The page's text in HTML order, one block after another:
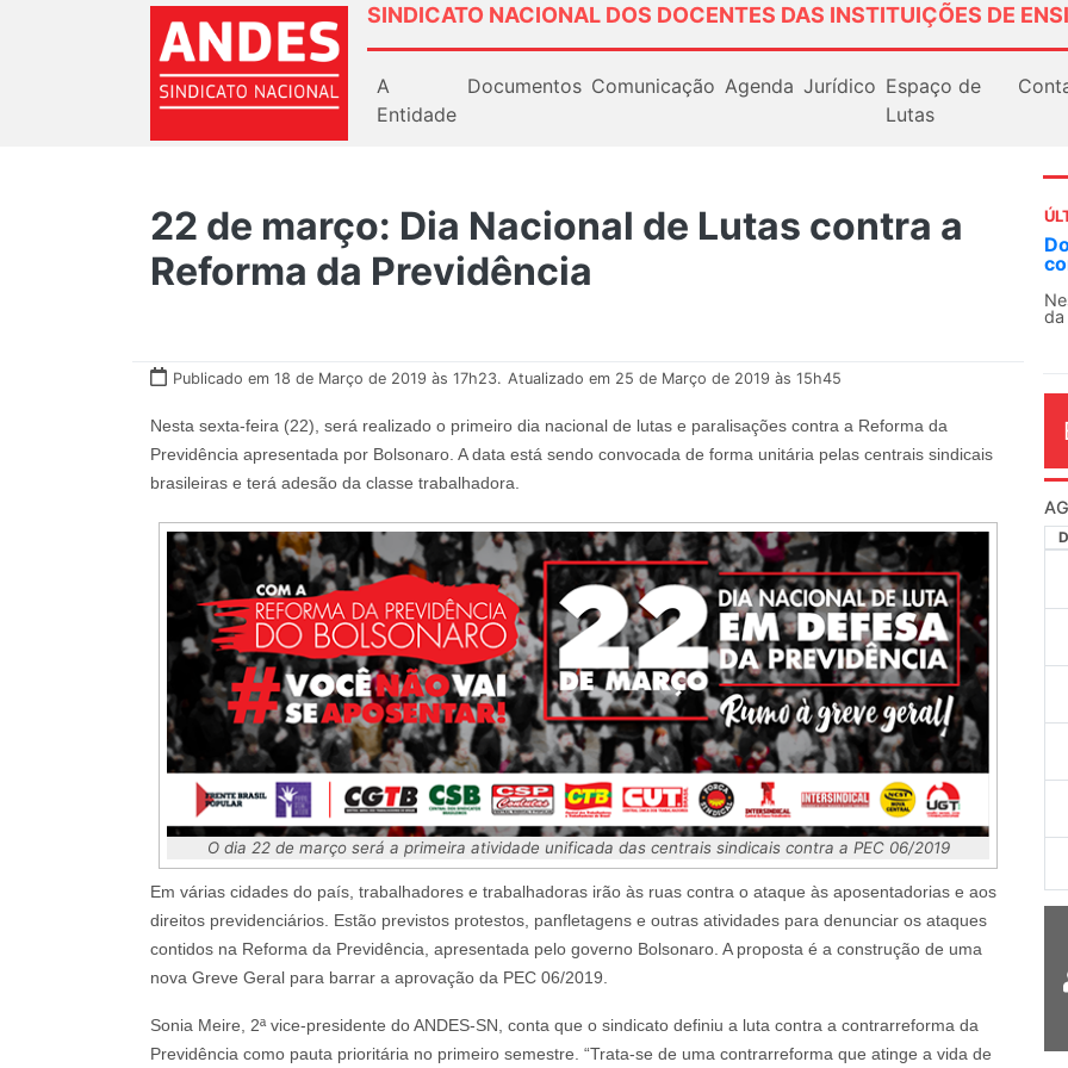
SINDICATO NACIONAL DOS DOCENTES DAS INSTITUIÇÕES DE
A
Entidade
Documentos Comunicação Agenda Jurídico Espaço de
Lutas
22 de março: Dia Nacional de Lutas contra a
Reforma da Previdência
Publicado em 18 de Março de 2019 às 17h23. Atualizado em 25 de Março de 2019 às 15h45
Nesta sexta-feira (22), será realizado o primeiro dia nacional de lutas e paralisações contra a Reforma da
Previdência apresentada por Bolsonaro. A data está sendo convocada de forma unitária pelas centrais sindicais
brasileiras e terá adesão da classe trabalhadora.
O dia 22 de março será a primeira atividade unificada das centrais sindicais contra a PEC 06/2019
Em várias cidades do país, trabalhadores e trabalhadoras irão às ruas contra o ataque às aposentadorias e aos
direitos previdenciários. Estão previstos protestos, panfletagens e outras atividades para denunciar os ataques
contidos na Reforma da Previdência, apresentada pelo governo Bolsonaro. A proposta é a construção de uma
nova Greve Geral para barrar a aprovação da PEC 06/2019.
Sonia Meire, 2ª vice-presidente do ANDES-SN, conta que o sindicato definiu a luta contra a contrarreforma da
Previdência como pauta prioritária no primeiro semestre. “Trata-se de uma contrarreforma que atinge a vida de
Docentes paralisam novamente as atividades